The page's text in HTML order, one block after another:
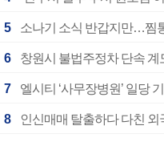
5 소나기 소식 반갑지만…찜
6 창원시 불법주정차 단속 계
7 엘시티 ‘사무장병원’ 일당
8 인신매매 탈출하다 다친